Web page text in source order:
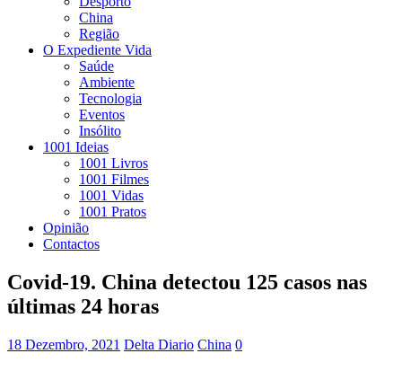
China
Região
O Expediente Vida
Saúde
Ambiente
Tecnologia
Eventos
Insólito
1001 Ideias
1001 Livros
1001 Filmes
1001 Vidas
1001 Pratos
Opinião
Contactos
Covid-19. China detectou 125 casos nas
últimas 24 horas
18 Dezembro, 2021 Delta Diario China 0